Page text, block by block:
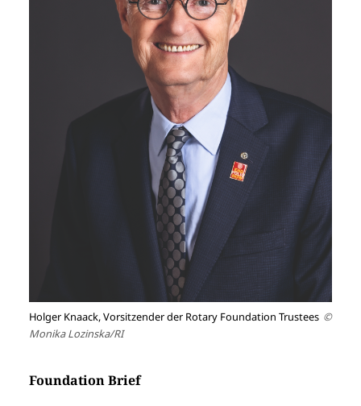
Holger Knaack, Vorsitzender der Rotary Foundation Trustees ©
Monika Lozinska/RI
Foundation Brief